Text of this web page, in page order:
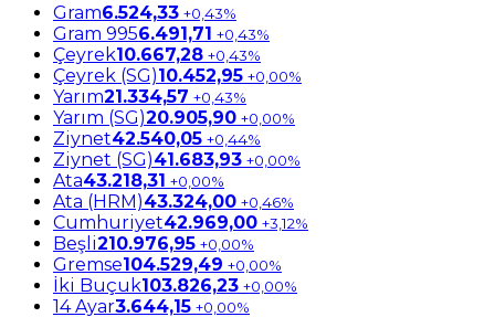
Gram6.524,33 +0,43%
Gram 9956.491,71 +0,43%
Çeyrek10.667,28 +0,43%
Çeyrek (SG)10.452,95 +0,00%
Yarım21.334,57 +0,43%
Yarım (SG)20.905,90 +0,00%
Ziynet42.540,05 +0,44%
Ziynet (SG)41.683,93 +0,00%
Ata43.218,31 +0,00%
Ata (HRM)43.324,00 +0,46%
Cumhuriyet42.969,00 +3,12%
Beşli210.976,95 +0,00%
Gremse104.529,49 +0,00%
İki Buçuk103.826,23 +0,00%
14 Ayar3.644,15 +0,00%